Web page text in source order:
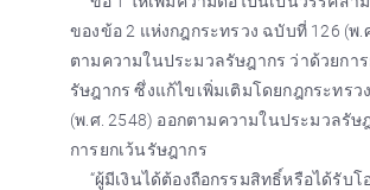
ของข้อ 2 แห่งกฎกระทรวง ฉบับที่ 126 (พ.
ตามความในประมวลรัษฎากร ว่าด้วยการ
รัษฎากร ซึ่งแก้ไขเพิ่มเติมโดยกฎกระทรว
(พ.ศ. 2548) ออกตามความในประมวลรัษ
การยกเว้นรัษฎากร
“ผู้มีเงินได้ต้องถือกรรมสิทธิ์หรือได้รับ